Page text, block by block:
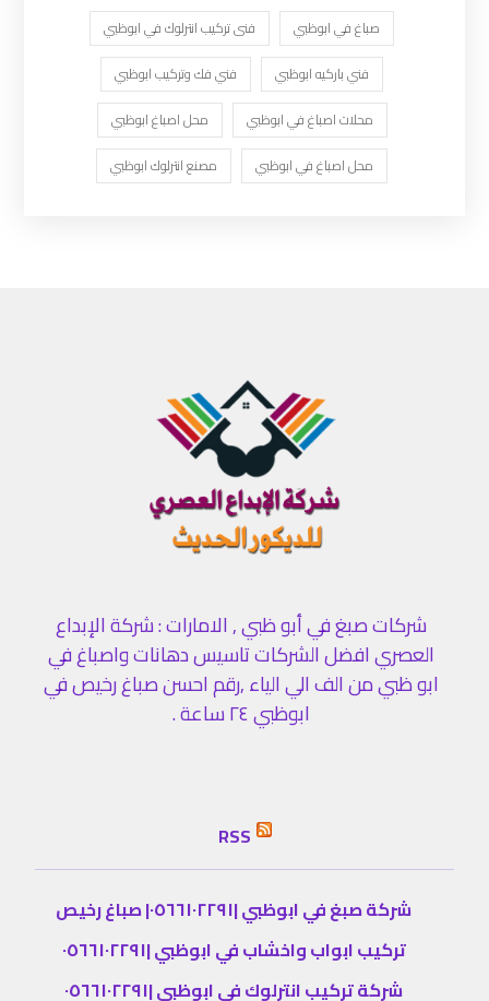
صباغ في ابوظبي
فنى تركيب انترلوك في ابوظبي
فني باركيه ابوظبي
فني فك وتركيب ابوظبي
محلات اصباغ في ابوظبي
محل اصباغ ابوظبي
محل اصباغ في ابوظبي
مصنع انترلوك ابوظبي
شركات صبغ في أبو ظبي , الامارات : شركة الإبداع
العصري افضل الشركات تاسيس دهانات واصباغ في
ابو ظبي من الف الي الياء ,رقم احسن صباغ رخيص في
ابوظبي ٢٤ ساعة .
RSS
شركة صبغ في ابوظبي |٠٥٦٦١٠٢٢٩١| صباغ رخيص
تركيب ابواب واخشاب في ابوظبي |٠٥٦٦١٠٢٢٩١
شركة تركيب انترلوك في ابوظبي |٠٥٦٦١٠٢٢٩١